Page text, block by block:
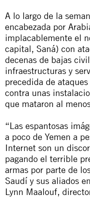
A lo largo de la
encabezada por
implacablemente el
capital, Saná) con
decenas de bajas
infraestructuras y
precedida de
contra unas
que mataron al
“Las espantosas
a poco de Yemen a
Internet son un
pagando el terrible
armas por parte de
Saudí y sus aliados
Lynn Maalouf,